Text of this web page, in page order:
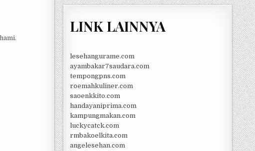
LINK LAINNYA
lesehangurame.com
ayambakar7saudara.com
tempongpns.com
roemahkuliner.com
saoenkkito.com
handayaniprima.com
kampungmakan.com
luckycatck.com
rmbakoelkita.com
angelesehan.com